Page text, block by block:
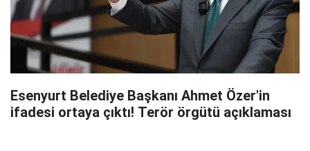
Esenyurt Belediye Başkanı Ahmet Özer'in
ifadesi ortaya çıktı! Terör örgütü açıklaması